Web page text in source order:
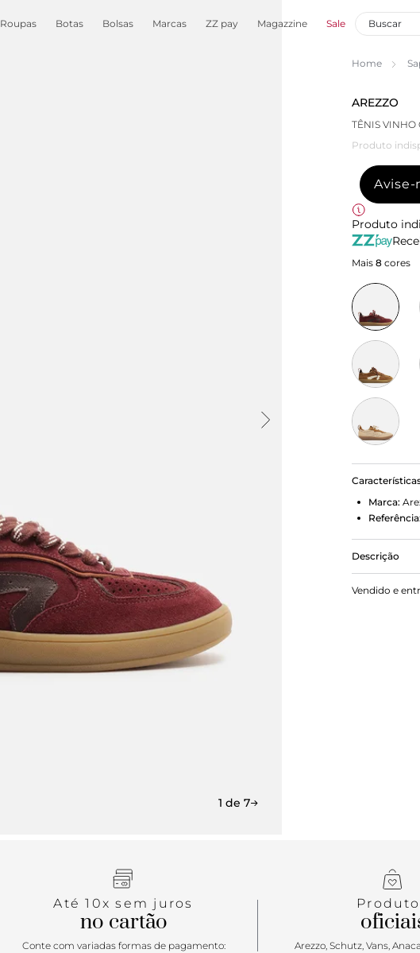
Roupas Botas Bolsas Marcas ZZ pay Magazzine Sale
1 de 7
Home
AREZZO
TÊNIS VINHO
Produto
Avise-
Produto
Mais 8 cores
Marca:
Referência:
Descrição
Tênis vinho
solado
Vendido e
Até 10x sem juros
no cartão
Conte com variadas formas de pagamento:
Arezzo, Schutz, Vans,